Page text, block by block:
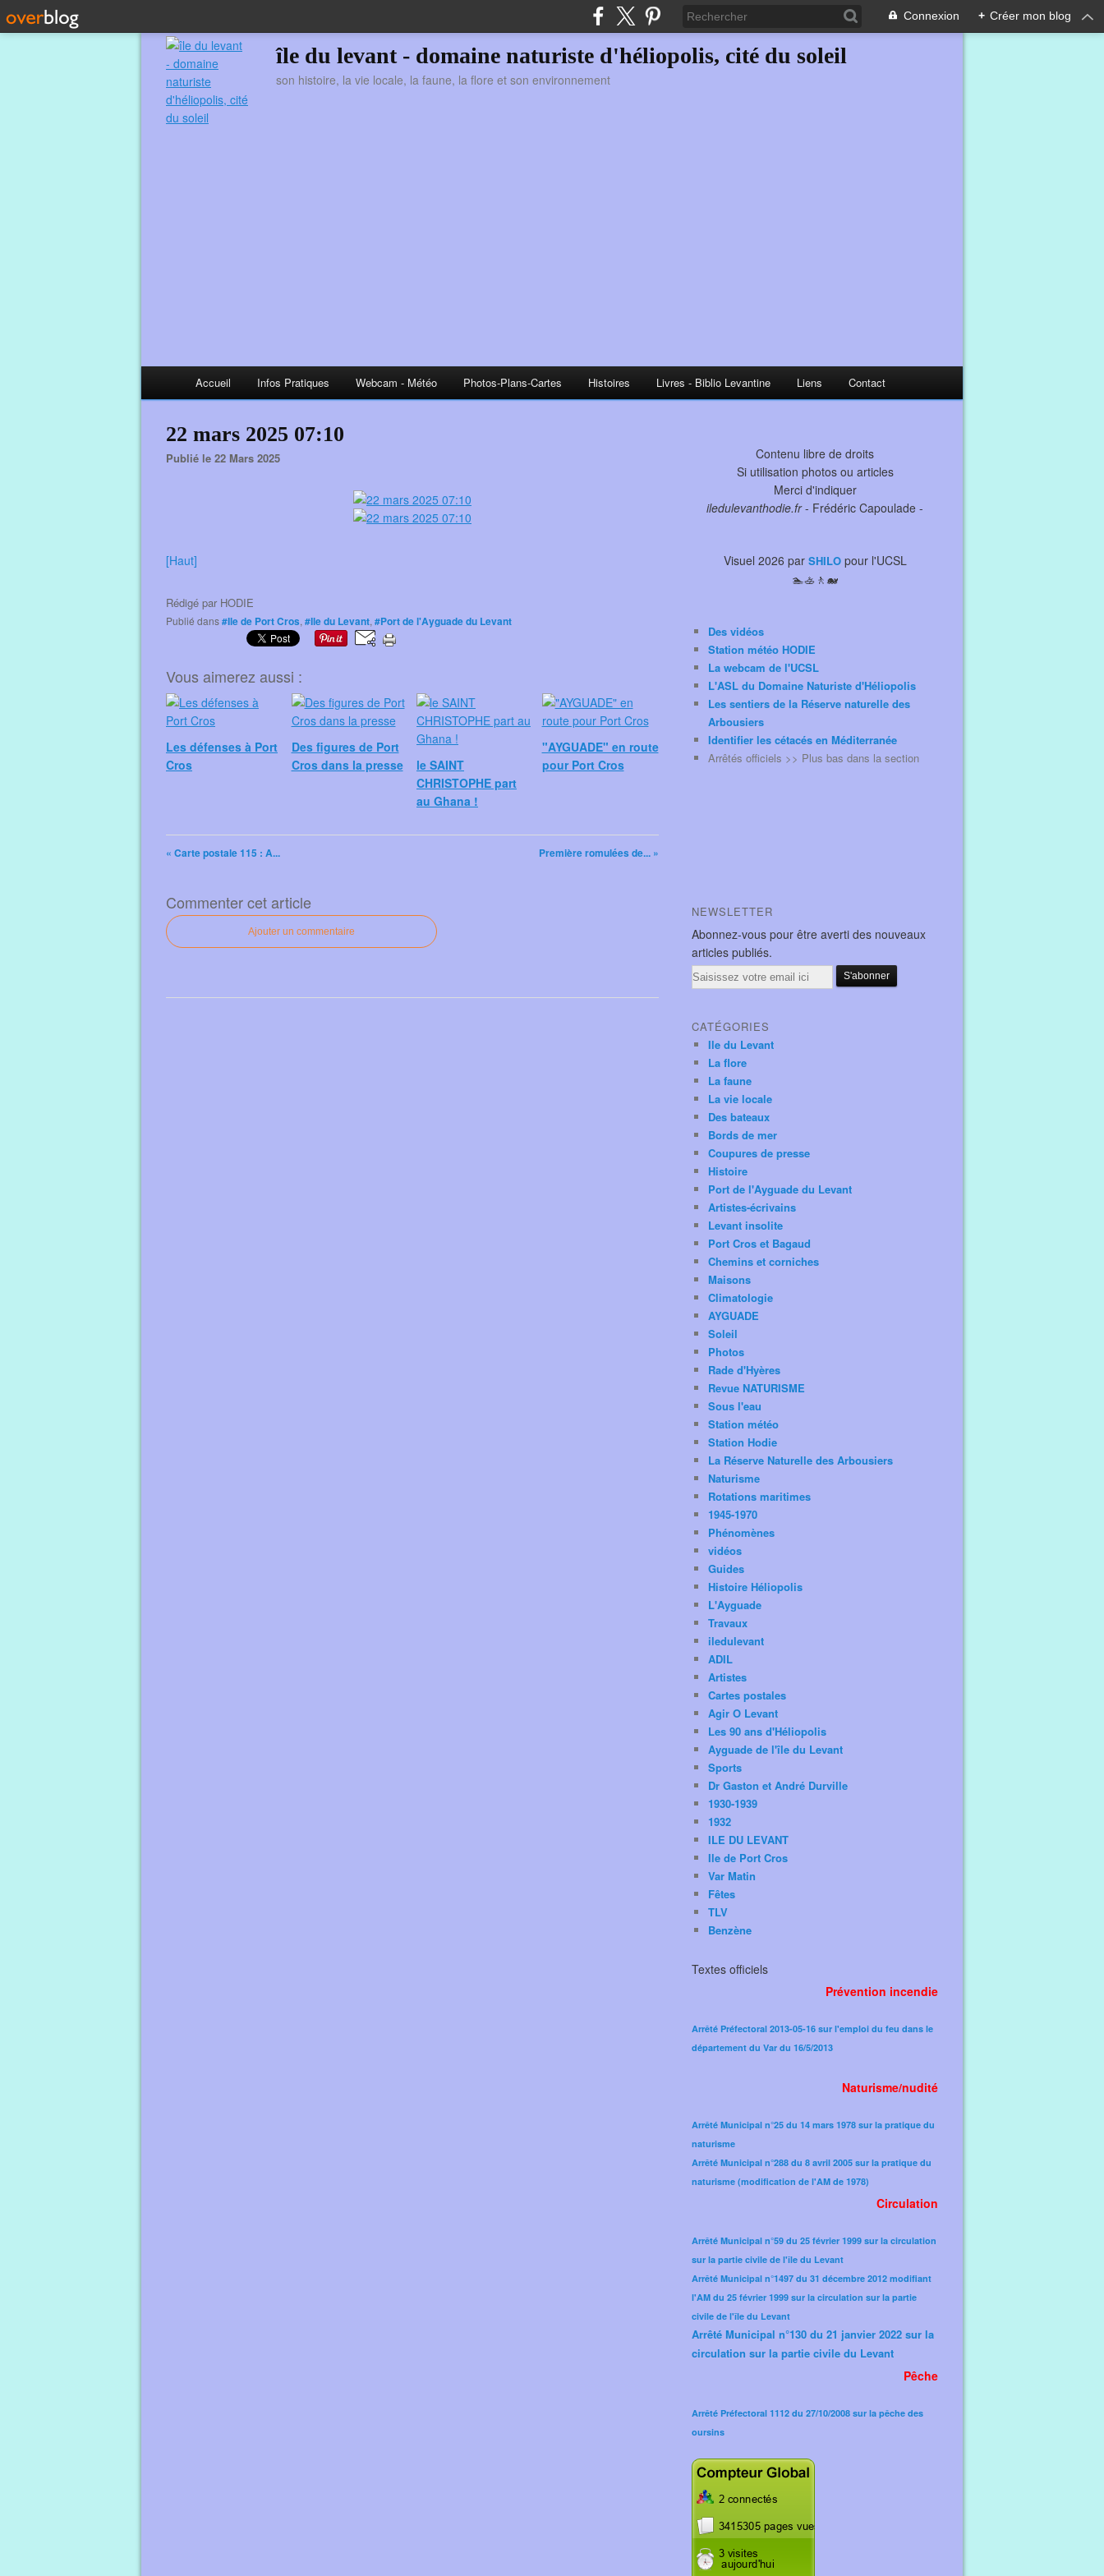
Connexion + Créer mon blog
île du levant - domaine naturiste d'héliopolis, cité du soleil
son histoire, la vie locale, la faune, la flore et son environnement
Accueil Infos Pratiques Webcam - Météo Photos-Plans-Cartes Histoires Livres - Biblio Levantine Liens Contact
22 mars 2025 07:10
Publié le 22 Mars 2025
[Haut]
Rédigé par HODIE
Publié dans#Ile de Port Cros, #Ile du Levant, #Port de l'Ayguade du Levant
Vous aimerez aussi :
Les défenses à Port
Cros
Des figures de Port
Cros dans la presse
le SAINT
CHRISTOPHE part
au Ghana !
"AYGUADE" en route
pour Port Cros
« Carte postale 115 : A... Première romulées de... »
Commenter cet article
Ajouter un commentaire
Contenu libre de droits
Si utilisation photos ou articles
Merci d'indiquer
iledulevanthodie.fr- Frédéric Capoulade -
Visuel 2026 par SHILOpour l'UCSL
🏊🚣🚶🐋
Des vidéos
Station météo HODIE
La webcam de l'UCSL
L'ASL du Domaine Naturiste d'Héliopolis
Les sentiers de la Réserve naturelle des
Arbousiers
Identifier les cétacés en Méditerranée
Arrêtés officiels >> Plus bas dans la section
NEWSLETTER
Abonnez-vous pour être averti des nouveaux
articles publiés.
Email
CATÉGORIES
Ile du Levant
La flore
La faune
La vie locale
Des bateaux
Bords de mer
Coupures de presse
Histoire
Port de l'Ayguade du Levant
Artistes-écrivains
Levant insolite
Port Cros et Bagaud
Chemins et corniches
Maisons
Climatologie
AYGUADE
Soleil
Photos
Rade d'Hyères
Revue NATURISME
Sous l'eau
Station météo
Station Hodie
La Réserve Naturelle des Arbousiers
Naturisme
Rotations maritimes
1945-1970
Phénomènes
vidéos
Guides
Histoire Héliopolis
L'Ayguade
Travaux
iledulevant
ADIL
Artistes
Cartes postales
Agir O Levant
Les 90 ans d'Héliopolis
Ayguade de l'île du Levant
Sports
Dr Gaston et André Durville
1930-1939
1932
ILE DU LEVANT
Ile de Port Cros
Var Matin
Fêtes
TLV
Benzène
Textes officiels
Prévention incendie
Arrêté Préfectoral 2013-05-16 sur l'emploi du feu dans le
département du Var du 16/5/2013
Naturisme/nudité
Arrêté Municipal n°25 du 14 mars 1978 sur la pratique du
naturisme
Arrêté Municipal n°288 du 8 avril 2005 sur la pratique du
naturisme (modification de l'AM de 1978)​
Circulation
Arrêté Municipal n°59 du 25 février 1999 sur la circulation
sur la partie civile de l'île du Levant
Arrêté Municipal n°1497 du 31 décembre 2012 modifiant
l'AM du 25 février 1999 sur la circulation sur la partie
civile de l'île du Levant
Arrêté Municipal n°130 du 21 janvier 2022 sur la
circulation sur la partie civile du Levant
Pêche
Arrêté Préfectoral 1112 du 27/10/2008 sur la pêche des
oursins